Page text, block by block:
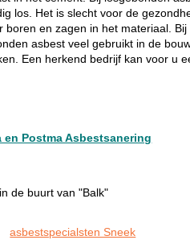
los. Het is slecht voor de
boren en zagen in het materiaal.
asbest veel gebruikt in de
Een herkend bedrijf kan voor u
en Postma Asbestsanering
de buurt van "Balk"
asbestspecialsten Sneek